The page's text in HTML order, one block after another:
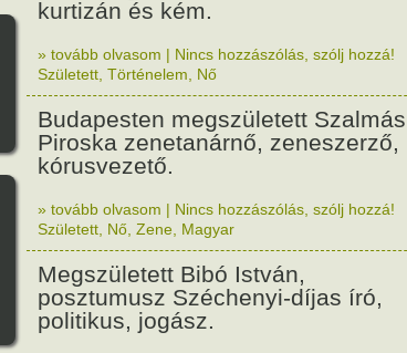
kurtizán és kém.
» tovább olvasom | Nincs hozzászólás, szólj hozzá!
Született Történelem Nő
Budapesten megszületett Szalmás
Piroska zenetanárnő, zeneszerző,
kórusvezető.
» tovább olvasom | Nincs hozzászólás, szólj hozzá!
Született Nő Zene Magyar
Megszületett Bibó István,
posztumusz Széchenyi-díjas író,
politikus, jogász.